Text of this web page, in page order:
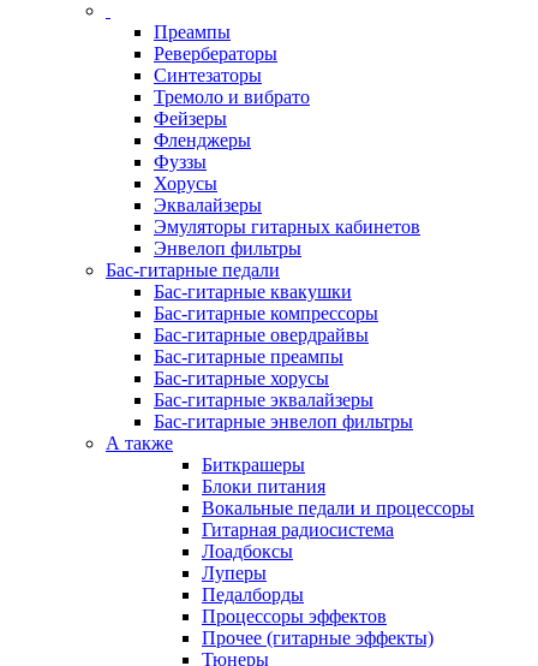
Преампы
Ревербераторы
Синтезаторы
Тремоло и вибрато
Фейзеры
Фленджеры
Фуззы
Хорусы
Эквалайзеры
Эмуляторы гитарных кабинетов
Энвелоп фильтры
Бас-гитарные педали
Бас-гитарные квакушки
Бас-гитарные компрессоры
Бас-гитарные овердрайвы
Бас-гитарные преампы
Бас-гитарные хорусы
Бас-гитарные эквалайзеры
Бас-гитарные энвелоп фильтры
А также
Биткрашеры
Блоки питания
Вокальные педали и процессоры
Гитарная радиосистема
Лоадбоксы
Луперы
Педалборды
Процессоры эффектов
Прочее (гитарные эффекты)
Тюнеры